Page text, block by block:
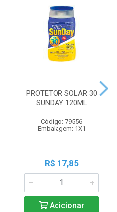
PROTETOR SOLAR 30
SUNDAY 120ML
Código: 79556
Embalagem: 1X1
R$ 17,85
Adicionar